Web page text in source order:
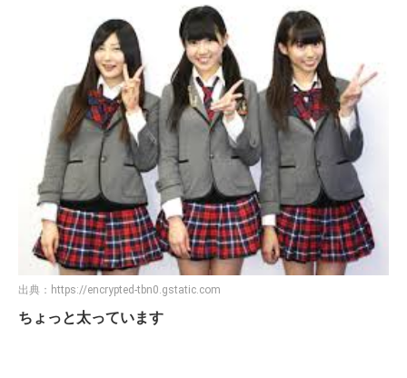
出典： https://encrypted-tbn0.gstatic.com
ちょっと太っています